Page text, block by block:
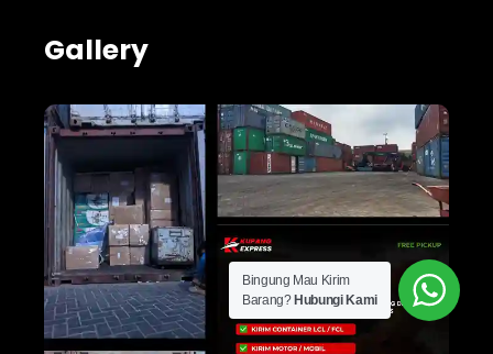
Gallery
Bingung Mau Kirim
Barang? Hubungi Kami